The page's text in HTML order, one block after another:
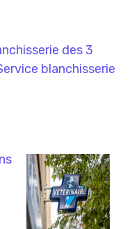
des 3
blanchisserie